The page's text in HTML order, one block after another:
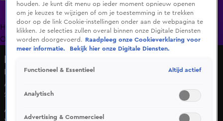
HomeUitzending Gemist Programma's De Bondgenoten
OranjezomerLivestreamsShop
De Oranjezomer-tafel reageert op vermeend vertrek van
Ali B naar Marokko
24 juli 2024, 21:34
Ali B werd deze week gespot op op het vliegveld van
houden. Je kunt dit menu op ieder moment opnieuw openen
om je keuzes te wijzigen of om je toestemming in te trekken
door op de link Cookie-instellingen onder aan de webpagina te
klikken. Je selecties zullen overal binnen onze Digitale Diensten
worden doorgevoerd.
Raadpleeg onze Cookieverklaring voor
meer informatie.
Bekijk hier onze Digitale Diensten.
Functioneel & Essentieel Altijd actief
Analytisch
Advertising & Commercieel